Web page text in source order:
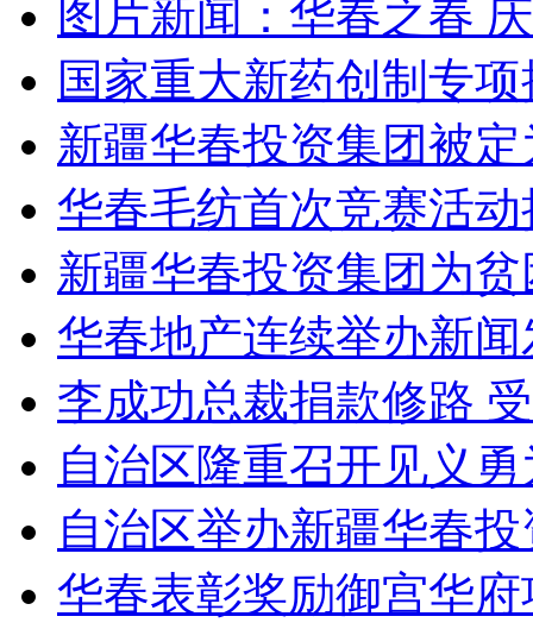
图片新闻：华春之春
国家重大新药创制专
新疆华春投资集团被
华春毛纺首次竞赛活
新疆华春投资集团为
华春地产连续举办新
李成功总裁捐款修路
自治区隆重召开见义
自治区举办新疆华春
华春表彰奖励御宫华